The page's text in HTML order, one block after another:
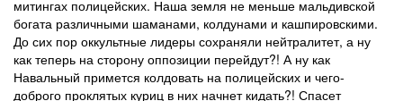
митингах полицейских. Наша земля не меньше мальдивской
богата различными шаманами, колдунами и кашпировскими.
До сих пор оккультные лидеры сохраняли нейтралитет, а ну
как теперь на сторону оппозиции перейдут?! А ну как
Навальный примется колдовать на полицейских и чего-
доброго проклятых куриц в них начнет кидать?! Спасет